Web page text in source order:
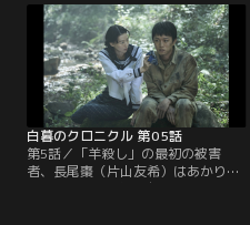
はオキナガに血を飲ませる風俗業に
従事していたという。後日、河川敷
で若い女性の遺体が発見される。そ
の首筋には吸血されたようなかみ痕
がついていた……。
白暮のクロニクル 第05話
第5話／「羊殺し」の最初の被害
者、長尾棗（片山友希）はあかりの
祖母だった--。魁は自らの過去をあ